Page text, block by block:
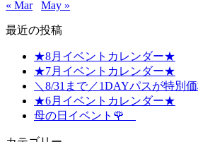
« Mar
May »
最近の投稿
★8月イベントカレンダー★
★7月イベントカレンダー★
＼8/31まで／1DAYパスが特別価
★6月イベントカレンダー★
母の日イベント🌹